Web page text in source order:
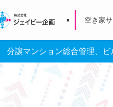
空き家
分譲マンション総合管理、